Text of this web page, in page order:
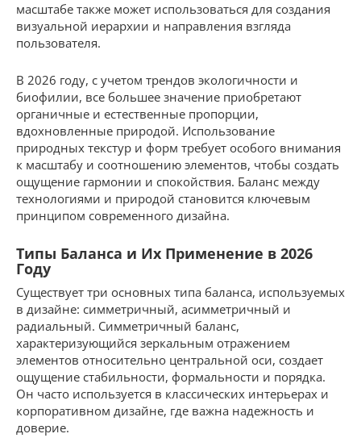
масштабе также может использоваться для создания
визуальной иерархии и направления взгляда
пользователя.
В 2026 году, с учетом трендов экологичности и
биофилии, все большее значение приобретают
органичные и естественные пропорции,
вдохновленные природой. Использование
природных текстур и форм требует особого внимания
к масштабу и соотношению элементов, чтобы создать
ощущение гармонии и спокойствия. Баланс между
технологиями и природой становится ключевым
принципом современного дизайна.
Типы Баланса и Их Применение в 2026
Году
Существует три основных типа баланса, используемых
в дизайне: симметричный, асимметричный и
радиальный. Симметричный баланс,
характеризующийся зеркальным отражением
элементов относительно центральной оси, создает
ощущение стабильности, формальности и порядка.
Он часто используется в классических интерьерах и
корпоративном дизайне, где важна надежность и
доверие.